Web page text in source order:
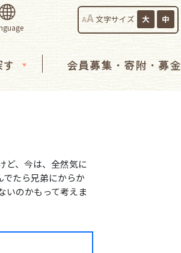
AA文字サイズ 大 中
会員募集・寄附・募金
ど、今は、全然気に
でたら兄弟にからか
いのかもって考えま